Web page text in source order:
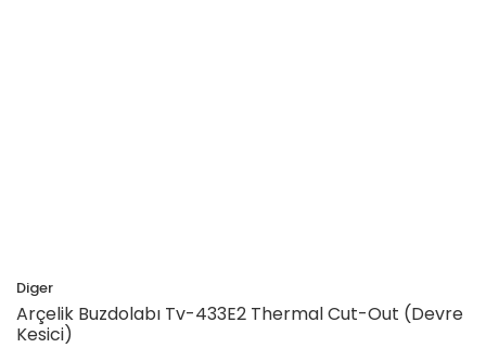
Diger
Arçelik Buzdolabı Tv-433E2 Thermal Cut-Out (Devre
Kesici)